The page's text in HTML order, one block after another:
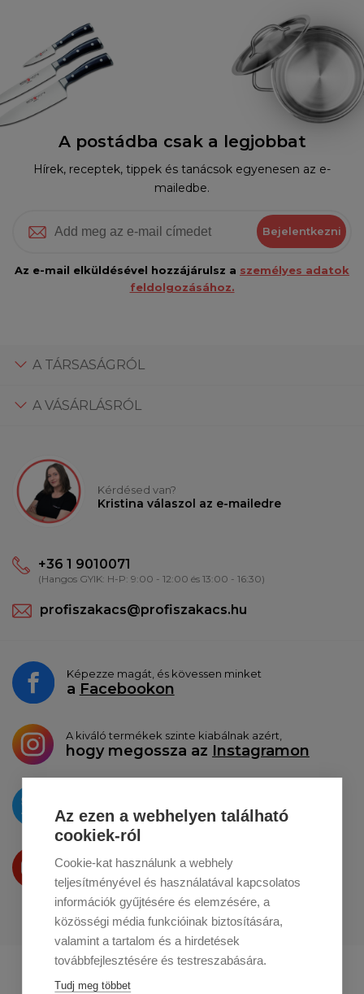
Az ezen a webhelyen található
cookiek-ról
Cookie-kat használunk a webhely
teljesítményével és használatával kapcsolatos
információk gyűjtésére és elemzésére, a
közösségi média funkcióinak biztosítására,
valamint a tartalom és a hirdetések
továbbfejlesztésére és testreszabására.
Tudj meg többet
A postádba csak a legjobbat
Hírek, receptek, tippek és tanácsok egyenesen az e-
mailedbe.
Bejelentkezni
Az e-mail elküldésével hozzájárulsz a személyes adatok
feldolgozásához.
A TÁRSASÁGRÓL
A VÁSÁRLÁSRÓL
Kérdésed van?
Kristina válaszol az e-mailedre
+36 1 9010071
(Hangos GYIK: H-P: 9:00 - 12:00 és 13:00 - 16:30)
profiszakacs@profiszakacs.hu
Képezze magát, és kövessen minket
a Facebookon
A kiváló termékek szinte kiabálnak azért,
hogy megossza az Instagramon
a Twitterentesszük közzé
Termékeinket
a Youtube-on is bemutatjuk
Profikuchar.sk
Profikuchař.cz